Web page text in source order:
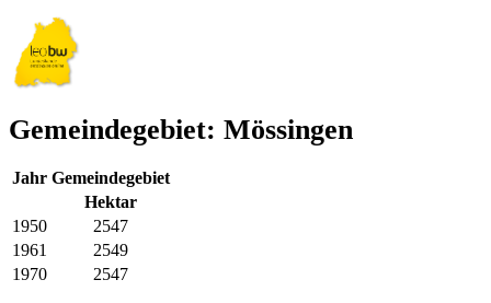
Gemeindegebiet: Mössingen
Jahr Gemeindegebiet
Hektar
1950
2547
1961
2549
1970
2547